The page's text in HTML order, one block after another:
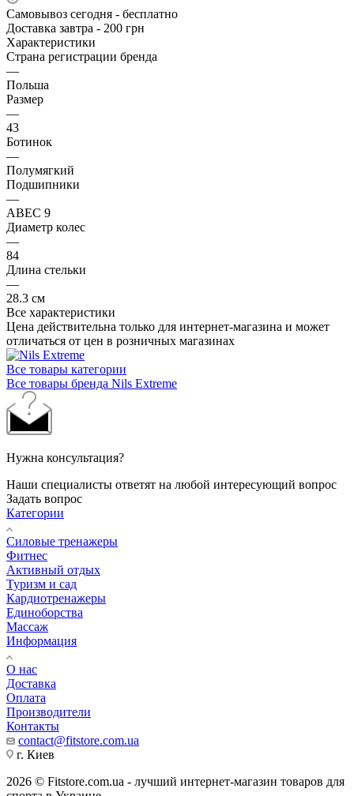
Самовывоз сегодня - бесплатно
Доставка завтра - 200 грн
Характеристики
Страна регистрации бренда
—
Польша
Размер
—
43
Ботинок
—
Полумягкий
Подшипники
—
ABEC 9
Диаметр колес
—
84
Длина стельки
—
28.3 см
Все характеристики
Цена действительна только для интернет-магазина и может
отличаться от цен в розничных магазинах
Все товары категории
Все товары бренда Nils Extreme
Нужна консультация?
Наши специалисты ответят на любой интересующий вопрос
Задать вопрос
Категории
Силовые тренажеры
Фитнес
Активный отдых
Туризм и сад
Кардиотренажеры
Единоборства
Массаж
Информация
О нас
Доставка
Оплата
Производители
Контакты
contact@fitstore.com.ua
г. Киев
2026 © Fitstore.com.ua - лучший интернет-магазин товаров для